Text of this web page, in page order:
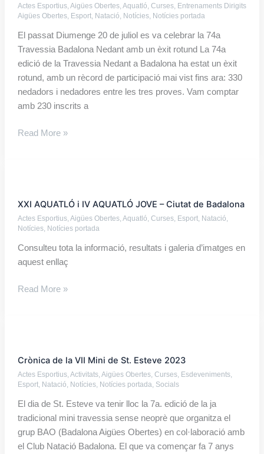
Actes Esportius, Aigües Obertes, Aquatló, Curses, Entrenaments Dirigits
Aigües Obertes, Esport, Natació, Notícies, Notícies portada
El passat Diumenge 20 de juliol es va celebrar la 74a
Travessia Badalona Nedant amb un èxit rotund La 74a
edició de la Travessia Nedant a Badalona ha estat un èxit
rotund, amb un rècord de participació mai vist fins ara: 330
nedadors i nedadores entre les tres proves. Vam comptar
amb 230 inscrits a
NEDANT
Read More »
XXI AQUATLÓ i IV AQUATLÓ JOVE – Ciutat de Badalona
Actes Esportius, Aigües Obertes, Aquatló, Curses, Esport, Natació,
Notícies, Notícies portada
Consulteu tota la informació, resultats i galeria d’imatges en
aquest enllaç
i
IV
JOVE
–
de
Read More »
Crònica de la VII Mini de St. Esteve 2023
Actes Esportius, Activitats, Aigües Obertes, Curses, Esdeveniments,
Esport, Natació, Notícies, Notícies portada, Socials
El dia de St. Esteve va tenir lloc la 7a. edició de la ja
tradicional mini travessia sense neoprè que organitza el
grup BAO (Badalona Aigües Obertes) en col·laboració amb
el Club Natació Badalona. El que va començar fa 7 anys
la
VII
de
St.
Esteve
2023